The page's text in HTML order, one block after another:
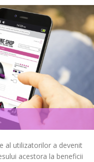
al utilizatorilor a devenit
acestora la beneficii